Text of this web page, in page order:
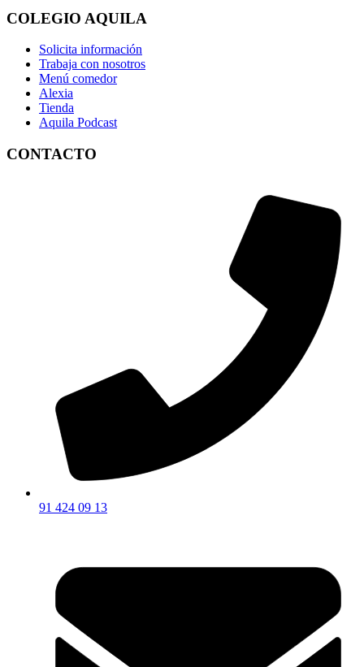
COLEGIO AQUILA
Solicita información
Trabaja con nosotros
Menú comedor
Alexia
Tienda
Aquila Podcast
CONTACTO
91 424 09 13